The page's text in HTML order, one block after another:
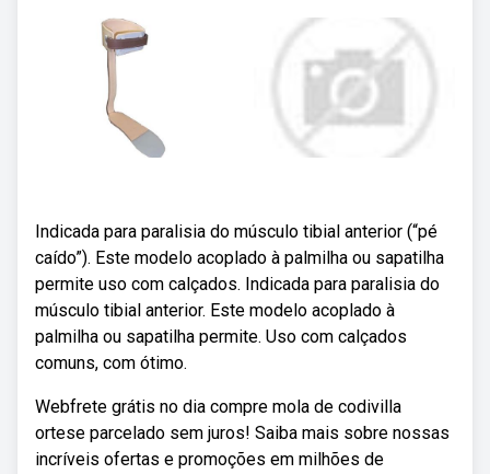
Indicada para paralisia do músculo tibial anterior (“pé
caído”). Este modelo acoplado à palmilha ou sapatilha
permite uso com calçados. Indicada para paralisia do
músculo tibial anterior. Este modelo acoplado à
palmilha ou sapatilha permite. Uso com calçados
comuns, com ótimo.
Webfrete grátis no dia compre mola de codivilla
ortese parcelado sem juros! Saiba mais sobre nossas
incríveis ofertas e promoções em milhões de